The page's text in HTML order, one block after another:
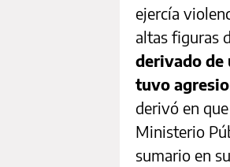
ejercía
altas figuras
derivado de
tuvo
derivó en
Ministerio
sumario en